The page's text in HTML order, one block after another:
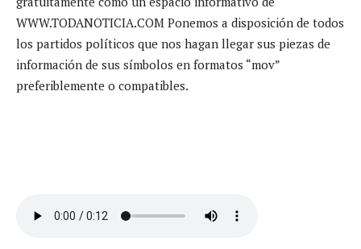
WWW.TODANOTICIA.COM Ponemos a disposición de todos
los partidos políticos que nos hagan llegar sus piezas de
información de sus símbolos en formatos “mov”
preferiblemente o compatibles.